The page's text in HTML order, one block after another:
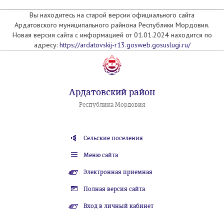
Вы находитесь на старой версии официального сайта
Ардатовского муниципального райнона Республики Мордовия.
Новая версия сайта с информацией от 01.01.2024 находится по
адресу: https://ardatovskij-r13.gosweb.gosuslugi.ru/
Ардатовский район
Республика Мордовия
Сельские поселения
Меню сайта
Электронная приемная
Полная версия сайта
Вход в личный кабинет